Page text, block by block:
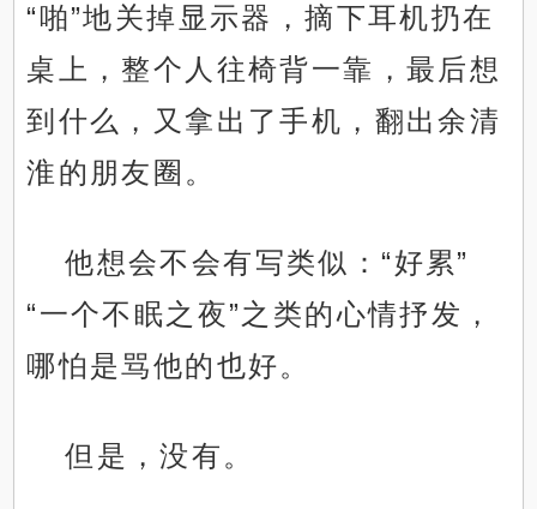
“啪”地关掉显示器，摘下耳机扔在
桌上，整个人往椅背一靠，最后想
到什么，又拿出了手机，翻出余清
淮的朋友圈。
他想会不会有写类似：“好累”
“一个不眠之夜”之类的心情抒发，
哪怕是骂他的也好。
但是，没有。